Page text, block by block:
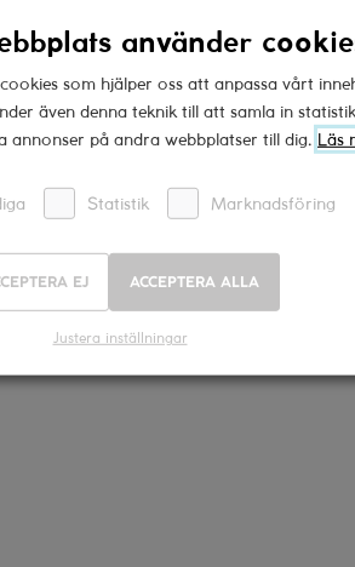
tv
använder
som hjälper oss att anpassa vårt
även denna teknik till att samla in
annonser på andra webbplatser till dig. Läs
Statistik Marknadsföring
EJ ACCEPTERA ALLA
Justera inställningar